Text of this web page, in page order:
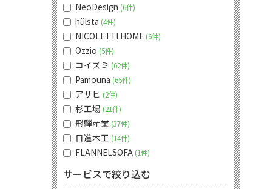
NeoDesign 6件
hülsta 4件
NICOLETTI HOME 6件
Ozzio 5件
コイズミ 62件
Pamouna 65件
アサヒ 2件
杉工場 21件
飛騨産業 37件
日進木工 14件
FLANNELSOFA 1件
サービスで絞り込む